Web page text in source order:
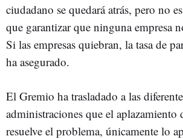
ciudadano se quedará atrás, pero no
que garantizar que ninguna empresa
Si las empresas quiebran, la tasa de
ha asegurado.
El Gremio ha trasladado a las
administraciones que el aplazamiento
resuelve el problema, únicamente lo